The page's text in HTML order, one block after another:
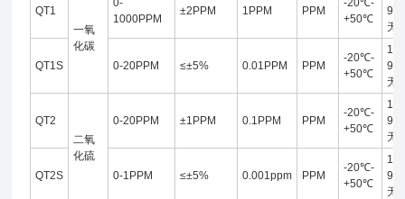
QT1
一氧
化碳
0-
1000PPM
±2PPM 1PPM PPM
-20℃-
+50℃
无
QT1S 0-20PPM ≤±5% 0.01PPM PPM
-20℃-
+50℃
10-
无
QT2
二氧
化硫
0-20PPM ±1PPM 0.1PPM PPM
-20℃-
+50℃
10-
无
QT2S 0-1PPM ≤±5% 0.001ppm PPM
-20℃-
+50℃
10-
无